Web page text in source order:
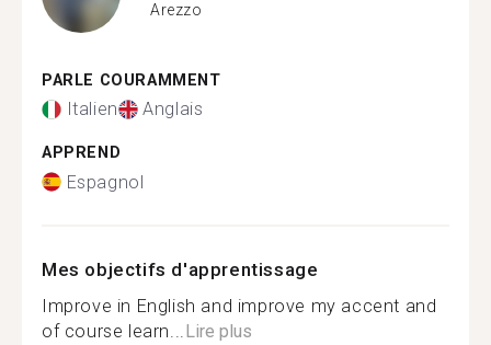
Arezzo
PARLE COURAMMENT
Italien Anglais
APPREND
Espagnol
Mes objectifs d'apprentissage
Improve in English and improve my accent and
of course learn... Lire plus